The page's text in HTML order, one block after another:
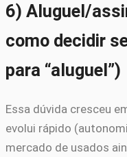
6) Aluguel/
como decidir
para “aluguel”)
Essa dúvida cresceu
evolui rápido
mercado de usados